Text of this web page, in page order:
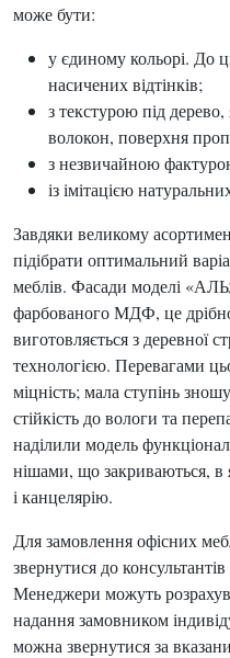
може бути:
у єдиному кольорі. До
насичених відтінків;
з текстурою під
волокон, поверхня
з незвичайною
із імітацією
Завдяки великому
підібрати оптимальний
меблів. Фасади моделі
фарбованого МДФ, це
виготовляється з деревної
технологією. Перевагами
міцність; мала ступінь
стійкість до вологи та
наділили модель
нішами, що закриваються, в
і канцелярію.
Для замовлення офісних
звернутися до
Менеджери можуть
надання замовником
можна звернутися за